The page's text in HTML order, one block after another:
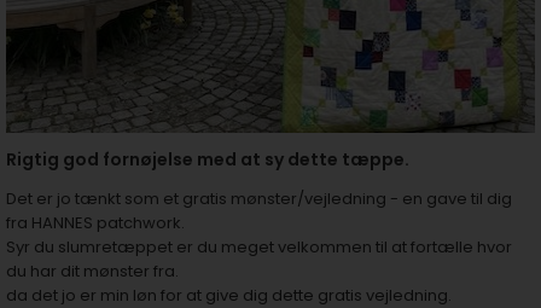
Rigtig god fornøjelse med at sy dette tæppe.
Det er jo tænkt som et gratis mønster/vejledning - en gave til dig
fra HANNES patchwork.
Syr du slumretæppet er du meget velkommen til at fortælle hvor
du har dit mønster fra.
da det jo er min løn for at give dig dette gratis vejledning.